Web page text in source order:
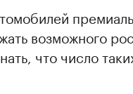
возможного
что число